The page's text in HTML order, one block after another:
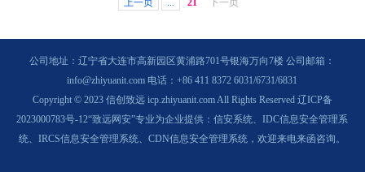
上一页 ... 21 下一页
公司地址：辽宁省大连市高新园区黄浦路701号银海万向7楼 公司邮箱：
info@zhiyuanit.com 电话：+86 411 8372 6031/6731/6831
Copyright © 2023 信创致远 icp.zhiyuanit.com All Rights Reserved 辽ICP备
2023000783号-12“致远网安”专业为企业提供：信安系统、IDC信息安全管理系
统、IRCS信息安全管理系统、CDN信息安全管理系统，欢迎来电来函咨询。